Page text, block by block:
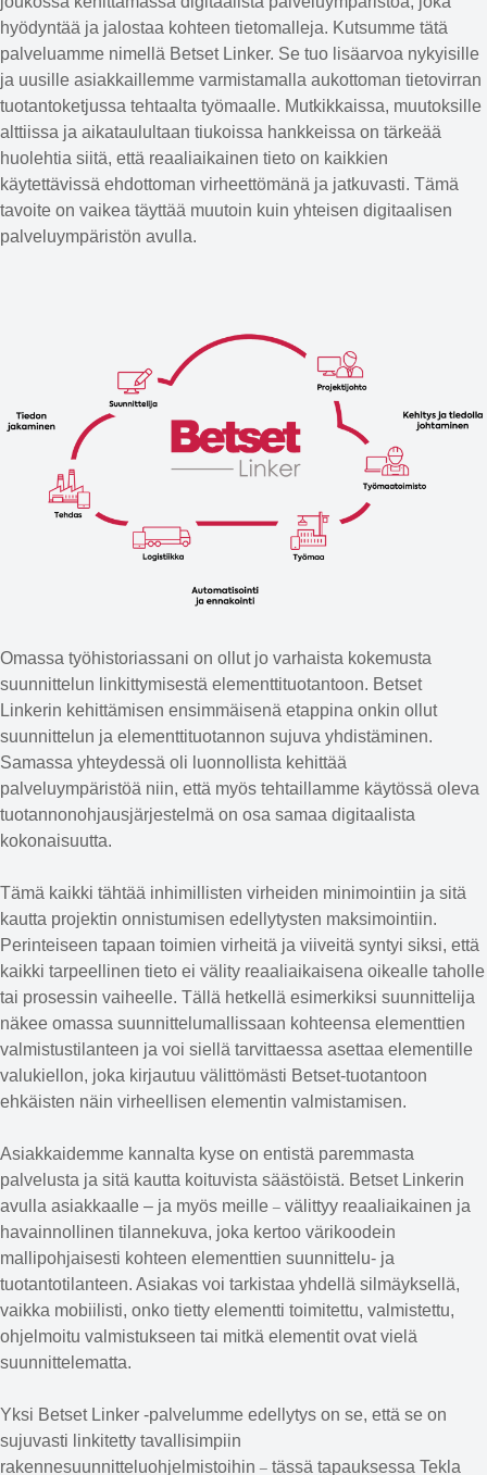
hyödyntää ja jalostaa kohteen tietomalleja. Kutsumme tätä
palveluamme nimellä Betset Linker. Se tuo lisäarvoa nykyisille
ja uusille asiakkaillemme varmistamalla aukottoman tietovirran
tuotantoketjussa tehtaalta työmaalle. Mutkikkaissa, muutoksille
alttiissa ja aikataulultaan tiukoissa hankkeissa on tärkeää
huolehtia siitä, että reaaliaikainen tieto on kaikkien
käytettävissä ehdottoman virheettömänä ja jatkuvasti. Tämä
tavoite on vaikea täyttää muutoin kuin yhteisen digitaalisen
palveluympäristön avulla.
Omassa työhistoriassani on ollut jo varhaista kokemusta
suunnittelun linkittymisestä elementtituotantoon. Betset
Linkerin kehittämisen ensimmäisenä etappina onkin ollut
suunnittelun ja elementtituotannon sujuva yhdistäminen.
Samassa yhteydessä oli luonnollista kehittää
palveluympäristöä niin, että myös tehtaillamme käytössä oleva
tuotannonohjausjärjestelmä on osa samaa digitaalista
kokonaisuutta.
Tämä kaikki tähtää inhimillisten virheiden minimointiin ja sitä
kautta projektin onnistumisen edellytysten maksimointiin.
Perinteiseen tapaan toimien virheitä ja viiveitä syntyi siksi, että
kaikki tarpeellinen tieto ei välity reaaliaikaisena oikealle taholle
tai prosessin vaiheelle. Tällä hetkellä esimerkiksi suunnittelija
näkee omassa suunnittelumallissaan kohteensa elementtien
valmistustilanteen ja voi siellä tarvittaessa asettaa elementille
valukiellon, joka kirjautuu välittömästi Betset-tuotantoon
ehkäisten näin virheellisen elementin valmistamisen.
Asiakkaidemme kannalta kyse on entistä paremmasta
palvelusta ja sitä kautta koituvista säästöistä. Betset Linkerin
avulla asiakkaalle – ja myös meille
välittyy reaaliaikainen ja
havainnollinen tilannekuva, joka kertoo värikoodein
mallipohjaisesti kohteen elementtien suunnittelu- ja
tuotantotilanteen. Asiakas voi tarkistaa yhdellä silmäyksellä,
vaikka mobiilisti, onko tietty elementti toimitettu, valmistettu,
ohjelmoitu valmistukseen tai mitkä elementit ovat vielä
suunnittelematta.
Yksi Betset Linker -palvelumme edellytys on se, että se on
sujuvasti linkitetty tavallisimpiin
rakennesuunnitteluohjelmistoihin
tässä tapauksessa Tekla